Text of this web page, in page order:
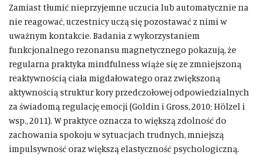
Zamiast tłumić nieprzyjemne uczucia lub automatycznie na
nie reagować, uczestnicy uczą się pozostawać z nimi w
uważnym kontakcie. Badania z wykorzystaniem
funkcjonalnego rezonansu magnetycznego pokazują, że
regularna praktyka mindfulness wiąże się ze zmniejszoną
reaktywnością ciała migdałowatego oraz zwiększoną
aktywnością struktur kory przedczołowej odpowiedzialnych
za świadomą regulację emocji (Goldin i Gross, 2010; Hölzel i
wsp., 2011). W praktyce oznacza to większą zdolność do
zachowania spokoju w sytuacjach trudnych, mniejszą
impulsywność oraz większą elastyczność psychologiczną.